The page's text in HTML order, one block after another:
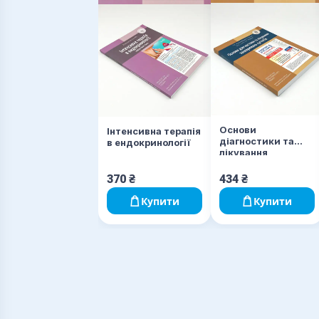
Інтенсивна терапія
в ендокринології
370 ₴
Купити
Основи
діагностики та
лікування
суглобів
434 ₴
Купити